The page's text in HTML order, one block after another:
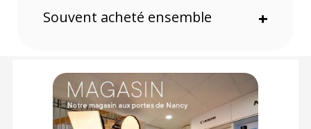
mise au point minimale est de 0,3 mètre pour le 16 mm et de
0,7 mètre pour le 75 mm. De plus, vous profitez d'un bokeh
Les deux objectifs ne pèsent que 587 grammes et ont une
longueur de moins de 8 cm. Cela en fait des optiques légères
adaptées au run-and-gun et à un usage quotidien. Le corps
en alliage d'aluminium est robuste et durable.
Souvent acheté ensemble +